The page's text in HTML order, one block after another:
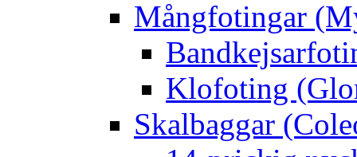
Mångfotingar
Klofoting
Skalbaggar